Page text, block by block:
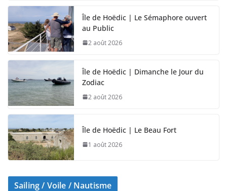
Île de Hoëdic | Le Sémaphore ouvert
au Public
2 août 2026
Île de Hoëdic | Dimanche le Jour du
Zodiac
2 août 2026
Île de Hoëdic | Le Beau Fort
1 août 2026
Sailing / Voile / Nautisme